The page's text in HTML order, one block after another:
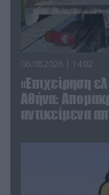
06.08.2026 | 14:02
«Επιχείρηση
Αθήνα:
αντικείμενα